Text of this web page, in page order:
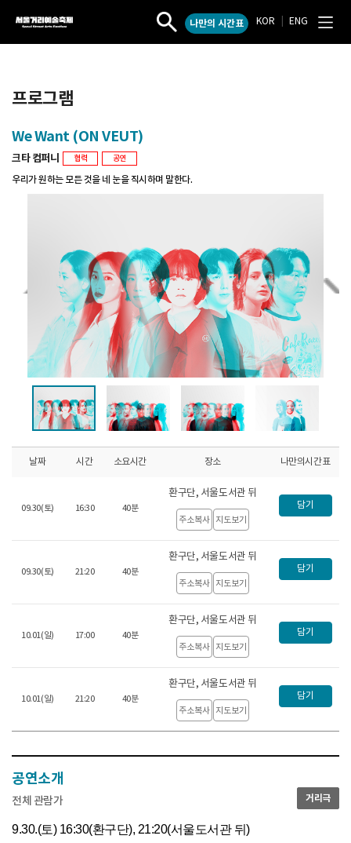
서
울
예
술
제
전
체
KOR ENG
작
품
나만의 시간표
프로그램
We Want (ON VEUT)
크타 컴퍼니 협력 공연
우리가 원하는 모든 것을 네 눈을 직시하며 말한다.
★
크
타
_0908.jpg
크
타
_0908.jpg
veut-
v06-
veut-
v07-
veut-
v08-
블
날짜 시간 소요시간 장소 나만의시간표
09.30(토) 16:30 40분
환구단, 서울도서관 뒤
주소복사 지도보기
담기
09.30(토) 21:20 40분
환구단, 서울도서관 뒤
주소복사 지도보기
담기
10.01(일) 17:00 40분
환구단, 서울도서관 뒤
주소복사 지도보기
담기
10.01(일) 21:20 40분
환구단, 서울도서관 뒤
주소복사 지도보기
담기
공연소개
전체 관람가 거리극
9.30.(토) 16:30(환구단), 21:20(서울도서관 뒤)